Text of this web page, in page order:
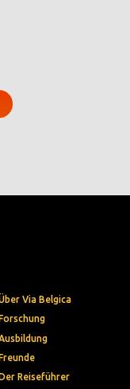
Via Belgica
Forschung
Der Reiseführer